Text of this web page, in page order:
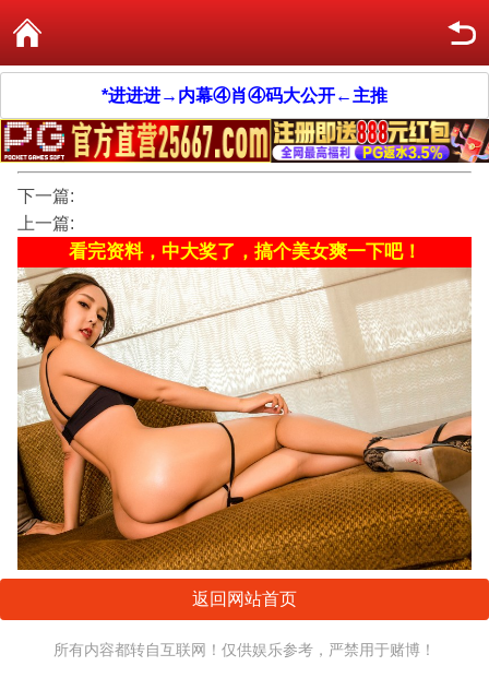
*进进进→内幕④肖④码大公开←主推
下一篇:
上一篇:
看完资料，中大奖了，搞个美女爽一下吧！
返回网站首页
所有内容都转自互联网！仅供娱乐参考，严禁用于赌博！